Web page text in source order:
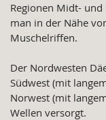
Regionen Midt-
man in der Nähe
Muschelriffen.
Der Nordwesten
Südwest (mit
Norwest (mit
Wellen versorgt.